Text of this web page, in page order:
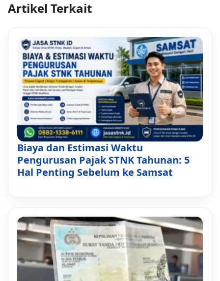
Artikel Terkait
Biaya dan Estimasi Waktu
Pengurusan Pajak STNK Tahunan: 5
Hal Penting Sebelum ke Samsat